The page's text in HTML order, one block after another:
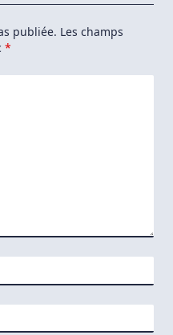
Basées
Arch
publiée. Les champs
*